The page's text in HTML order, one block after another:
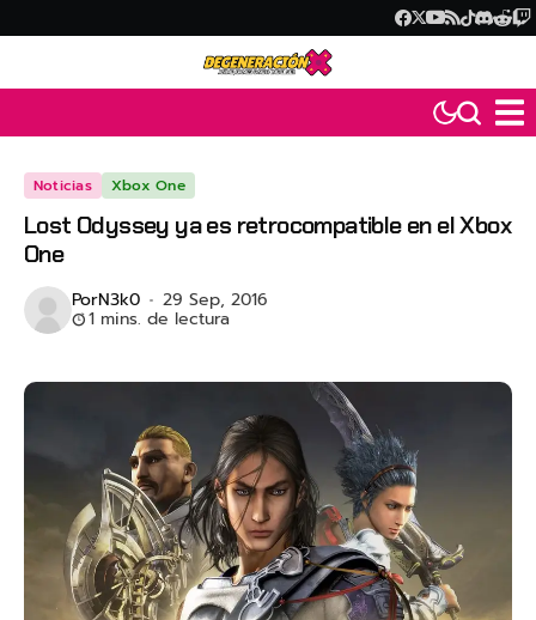
Noticias Xbox One
Lost Odyssey ya es retrocompatible en el Xbox
One
PorN3k0 29 Sep, 2016
1 mins. de lectura